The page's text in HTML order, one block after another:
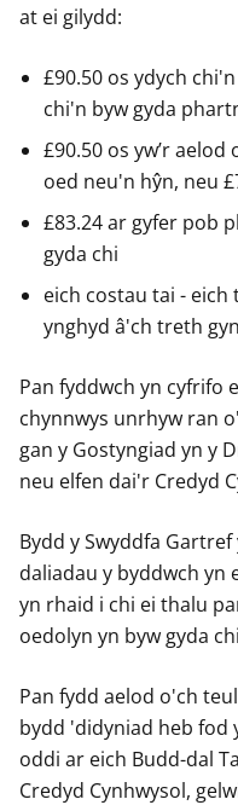
at ei gilydd:
£90.50 os ydych
chi'n byw gyda
£90.50 os yw’r
oed neu'n hŷn, neu
£83.24 ar gyfer pob
gyda chi
eich costau tai -
ynghyd â'ch treth
Pan fyddwch yn cyfrifo
chynnwys unrhyw ran
gan y Gostyngiad yn y
neu elfen dai'r Credyd
Bydd y Swyddfa
daliadau y byddwch yn
yn rhaid i chi ei thalu
oedolyn yn byw gyda
Pan fydd aelod o'ch
bydd 'didyniad heb fod
oddi ar eich Budd-dal
Credyd Cynhwysol,